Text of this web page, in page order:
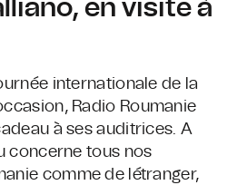
en visite à
internationale de la
Radio Roumanie
à ses auditrices. A
concerne tous nos
comme de létranger,